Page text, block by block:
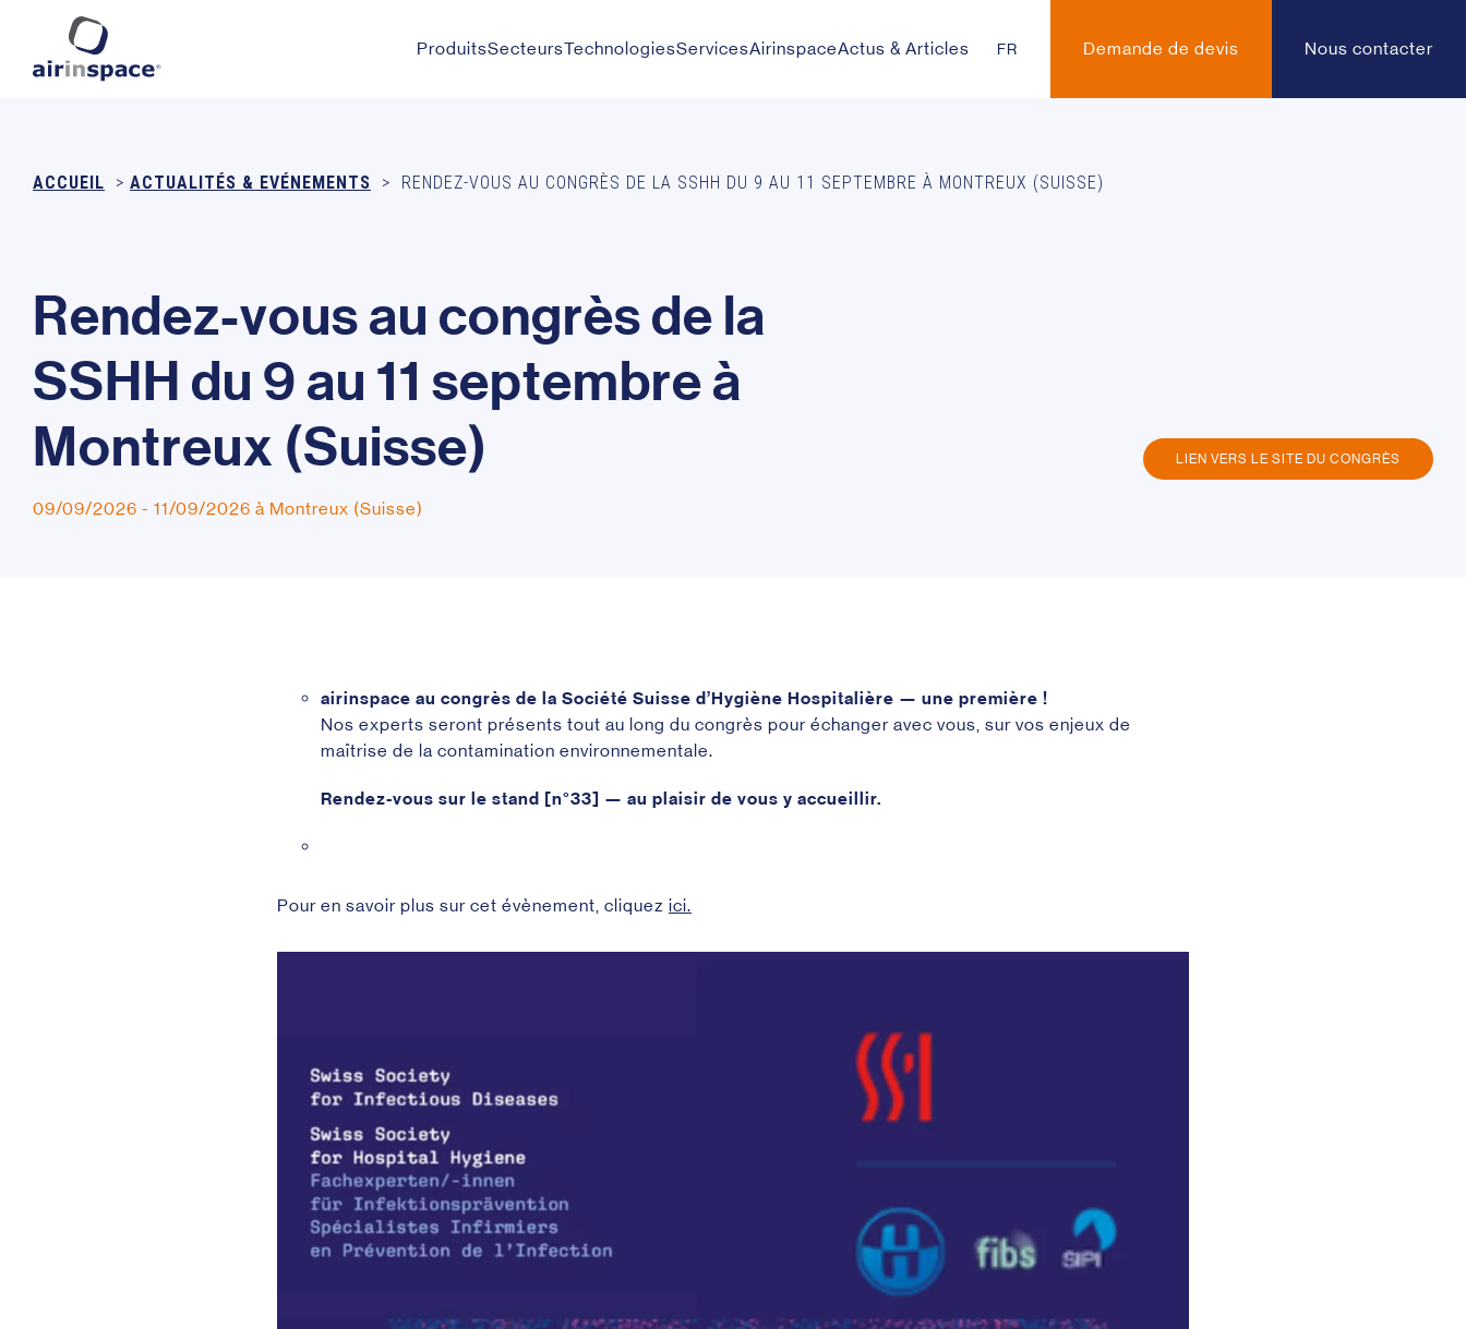
ProduitsSecteursTechnologiesServicesAirinspaceActus & Articles FR Demande de devis Nous contacter
ACCUEIL > ACTUALITÉS & EVÉNEMENTS > RENDEZ-VOUS AU CONGRÈS DE LA SSHH DU 9 AU 11 SEPTEMBRE À MONTREUX (SUISSE)
Rendez-vousau congrèsde la
SSHH du 9 au 11 septembreà
Montreux (Suisse) LIEN VERS LE SITE DU CONGRÈS
09/09/2026 - 11/09/2026 à Montreux (Suisse)
airinspace au congrès de la Société Suisse d’Hygiène Hospitalière — une première !
Nos experts seront présents tout au long du congrès pour échanger avec vous, sur vos enjeux de
maîtrise de la contamination environnementale.
Rendez-vous sur le stand [n°33] — au plaisir de vous y accueillir.
Pour en savoir plus sur cet évènement, cliquez ici.